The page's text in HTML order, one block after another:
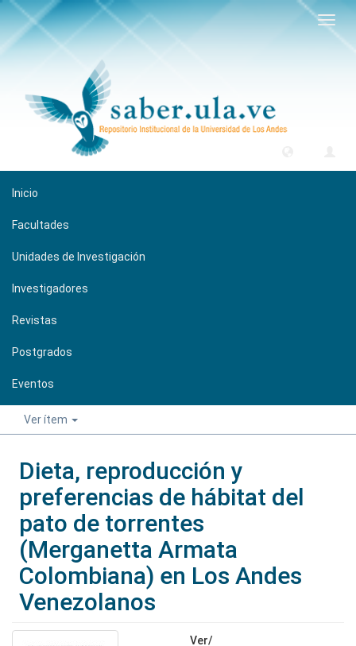
Inicio
Facultades
Unidades de Investigación
Investigadores
Revistas
Postgrados
Eventos
Ver ítem
Dieta, reproducción y
preferencias de hábitat del
pato de torrentes
(Merganetta Armata
Colombiana) en Los Andes
Venezolanos
Ver/